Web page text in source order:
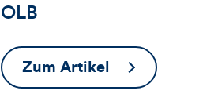
und
Kommentare
OLB
Zum Artikel
Finanzierungen
für